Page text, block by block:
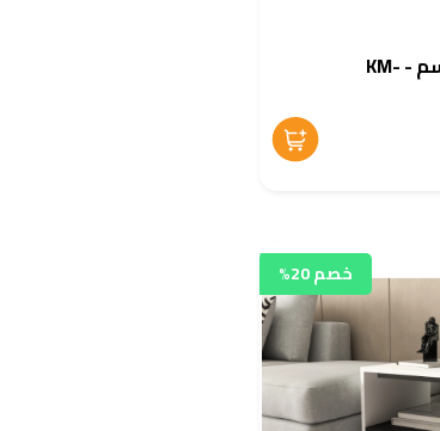
رف، ابيض/بيج، 15 سم - KM-
خصم 20%